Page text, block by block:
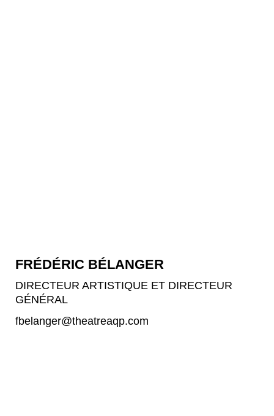
FRÉDÉRIC BÉLANGER
DIRECTEUR ARTISTIQUE ET DIRECTEUR
GÉNÉRAL
fbelanger@theatreaqp.com